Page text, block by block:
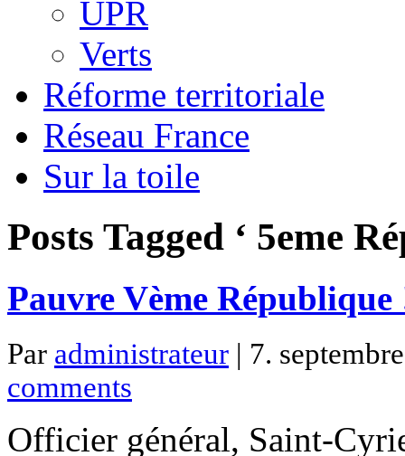
UPR
Verts
Réforme territoriale
Réseau France
Sur la toile
Posts Tagged ‘ 5eme
Pauvre Vème République
Par administrateur | 7.
comments
Officier général, Saint-